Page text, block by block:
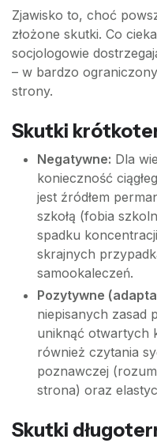
Zjawisko to, choć
złożone skutki. Co
socjologowie
– w bardzo
strony.
Skutki
Negatywne: Dla
konieczność
jest źródłem
szkołą (fobia
spadku
skrajnych
samookaleczeń.
Pozytywne
niepisanych zasad
uniknąć otwartych
również czytania
poznawczej
strona) oraz
Skutki